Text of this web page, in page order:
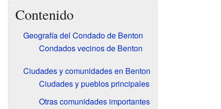
Contenido
Geografía del Condado de Benton
Condados vecinos de Benton
Ciudades y comunidades en Benton
Ciudades y pueblos principales
Otras comunidades importantes